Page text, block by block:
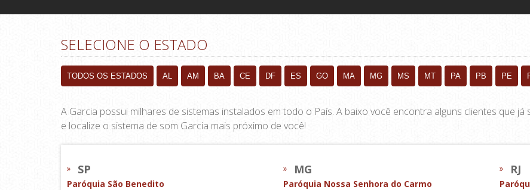
SELECIONE O ESTADO
TODOS OS ESTADOS AL AM BA CE DF ES GO MA MG MS MT PA PB PE
A Garcia possui milhares de sistemas instalados em todo o País. A baixo você encontra alguns clientes que
e localize o sistema de som Garcia mais próximo de você!
SP
Paróquia São Benedito
MG
Paróquia Nossa Senhora do Carmo
RJ